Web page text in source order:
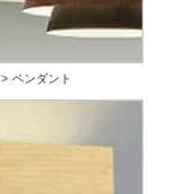
> ペンダント